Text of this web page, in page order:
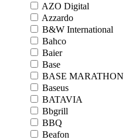
AZO Digital
Azzardo
B&W International
Bahco
Baier
Base
BASE MARATHON
Baseus
BATAVIA
Bbgrill
BBQ
Beafon